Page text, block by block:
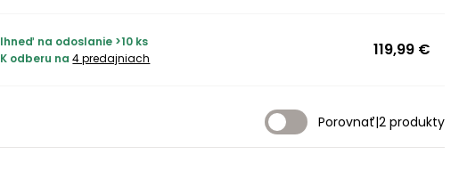
Ihneď na odoslanie >10 ks
K odberu na4 predajniach 119,99 €
Porovnať|2 produkty